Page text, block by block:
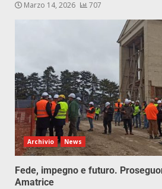
Marzo 14, 2026 707
Archivio News
Fede, impegno e futuro.
Amatrice